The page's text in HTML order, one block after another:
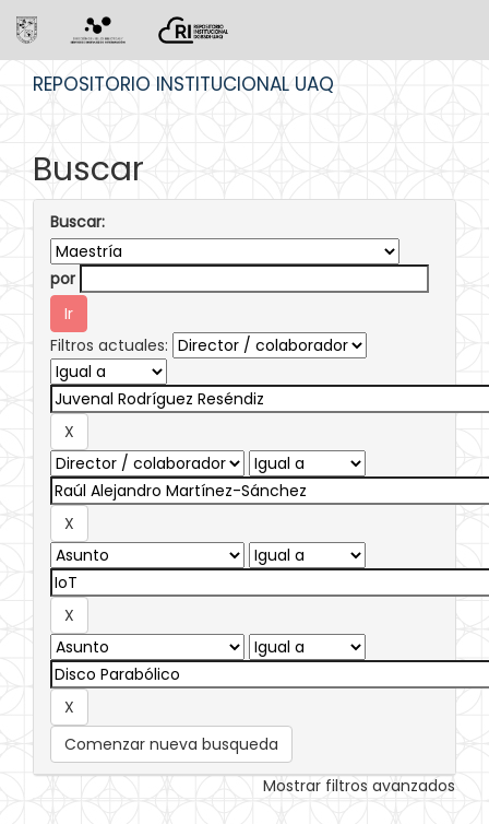
REPOSITORIO INSTITUCIONAL UAQ
Buscar
Buscar:
por
Filtros actuales:
Comenzar nueva busqueda
Mostrar filtros avanzados